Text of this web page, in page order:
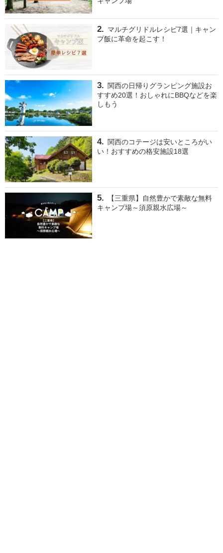
マルチグリドルレシピ7選｜キャン
プ飯に革命を起こす！
関西の日帰りグランピング施設お
すすめ20選！おしゃれにBBQなどを楽
しもう
関西のコテージは安いところがい
い！おすすめの格安施設18選
【三重県】自然豊かで素敵な無料
キャンプ場～須原親水広場～